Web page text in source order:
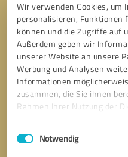
Wir verwenden Cookies, um
personalisieren, Funktionen
können und die Zugriffe auf
Außerdem geben wir
unserer Website an unsere
Werbung und Analysen
Informationen
zusammen, die Sie ihnen
Rahmen Ihrer Nutzung der
Impressum
Einwilligungsauswahl
Notwendig